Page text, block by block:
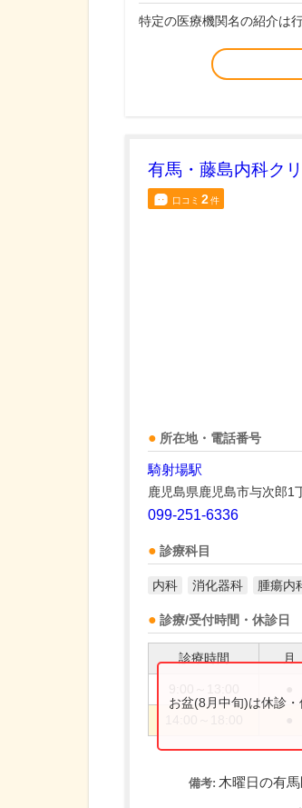
特定の医療機関名の紹介は
有馬・藤島内科ク
口コミ 2件
所在地・電話番号
騎射場駅
鹿児島県鹿児島市与次郎1
099-251-6336
診療科目
内科 消化器科 腫瘍内
診療/受付時間・休診日
診療時間 月
お盆(8月中旬)は休診
備考: 木曜日の有